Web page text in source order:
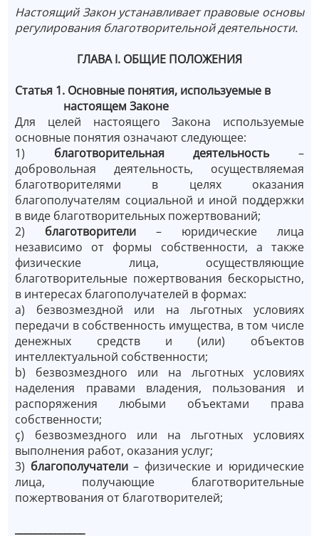
Настоящий Закон устанавливает правовые основы
регулирования благотворительной деятельности.
ГЛАВА I. ОБЩИЕ ПОЛОЖЕНИЯ
Статья 1. Основные понятия, используемые в
настоящем Законе
Для целей настоящего Закона используемые
основные понятия означают следующее:
1) благотворительная деятельность–
добровольная деятельность, осуществляемая
благотворителями в целях оказания
благополучателям социальной и иной поддержки
в виде благотворительных пожертвований;
2) благотворители – юридические лица
независимо от формы собственности, а также
физические лица, осуществляющие
благотворительные пожертвования бескорыстно,
в интересах благополучателей в формах:
a) безвозмездной или на льготных условиях
передачи в собственность имущества, в том числе
денежных средств и (или) объектов
интеллектуальной собственности;
b) безвозмездного или на льготных условиях
наделения правами владения, пользования и
распоряжения любыми объектами права
собственности;
ç) безвозмездного или на льготных условиях
выполнения работ, оказания услуг;
3) благополучатели– физические и юридические
лица, получающие благотворительные
пожертвования от благотворителей;